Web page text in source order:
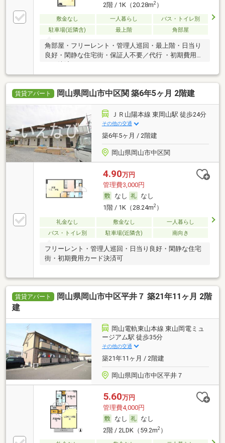
2階 / 1K（20.28m2）
敷金なし 一人暮らし
バス・トイレ別
駐車場(近隣含)
最上階 角部屋
角部屋・フリーレント・管理人巡回・最上階・日当り
良好・閑静な住宅街・保証人不要／代行 ・初期費用カ
賃貸アパート 岡山県岡山市中区関 築6年5ヶ月 2階建
ＪＲ山陽本線 東岡山駅 徒歩24分
その他の交通
築6年5ヶ月 / 2階建
岡山県岡山市中区関
4.90万円
管理費3,000円
なし
なし
1階 / 1K（28.24m2）
礼金なし 敷金なし
一人暮らし
バス・トイレ別
駐車場(近隣含) 南向き
フリーレント・管理人巡回・日当り良好・閑静な住宅
街・初期費用カード決済可
賃貸アパート
岡山県岡山市中区平井７ 築21年11ヶ月 2階
建
岡山電軌東山本線 東山岡電ミュ
ージアム駅 徒歩35分
その他の交通
築21年11ヶ月 / 2階建
岡山県岡山市中区平井７
5.60万円
管理費4,000円
なし
なし
2階 / 2LDK（59.2m2）